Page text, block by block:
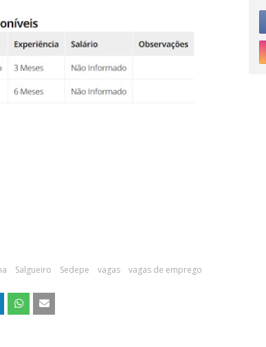
Salgueiro Sedepe vagas vagas de emprego